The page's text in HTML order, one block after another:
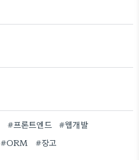
#프론트엔드
#웹개발
#ORM #장고